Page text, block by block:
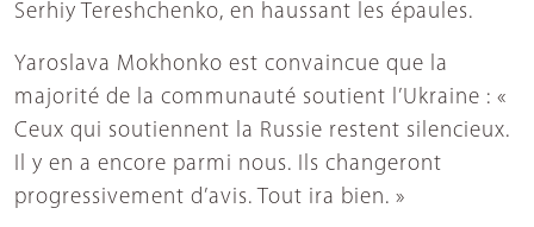
Serhiy Tereshchenko, en haussant les épaules.
Yaroslava Mokhonko est convaincue que la
majorité de la communauté soutient l’Ukraine : «
Ceux qui soutiennent la Russie restent silencieux.
Il y en a encore parmi nous. Ils changeront
progressivement d’avis. Tout ira bien. »